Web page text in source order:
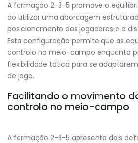
A formação 2-3-5 promove o
ao utilizar uma abordagem
posicionamento dos jogadores e a
Esta configuração permite que as
controlo no meio-campo enquanto
flexibilidade tática para se
de jogo.
Facilitando o movimento
controlo no meio-campo
A formação 2-3-5 apresenta dois